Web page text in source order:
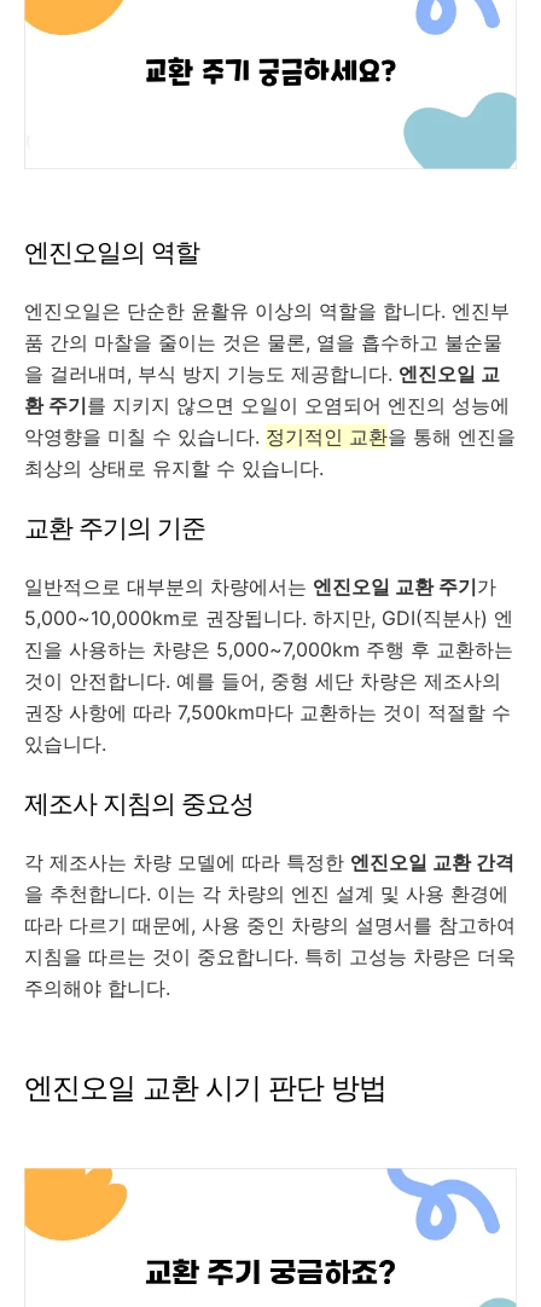
엔진오일의 역할
엔진오일은 단순한 윤활유 이상의 역할을 합니다. 엔진부
품 간의 마찰을 줄이는 것은 물론, 열을 흡수하고 불순물
을 걸러내며, 부식 방지 기능도 제공합니다. 엔진오일 교
환 주기를 지키지 않으면 오일이 오염되어 엔진의 성능에
악영향을 미칠 수 있습니다. 정기적인 교환을 통해 엔진을
최상의 상태로 유지할 수 있습니다.
교환 주기의 기준
일반적으로 대부분의 차량에서는 엔진오일 교환 주기가
5,000~10,000km로 권장됩니다. 하지만, GDI(직분사) 엔
진을 사용하는 차량은 5,000~7,000km 주행 후 교환하는
것이 안전합니다. 예를 들어, 중형 세단 차량은 제조사의
권장 사항에 따라 7,500km마다 교환하는 것이 적절할 수
있습니다.
제조사 지침의 중요성
각 제조사는 차량 모델에 따라 특정한 엔진오일 교환 간격
을 추천합니다. 이는 각 차량의 엔진 설계 및 사용 환경에
따라 다르기 때문에, 사용 중인 차량의 설명서를 참고하여
지침을 따르는 것이 중요합니다. 특히 고성능 차량은 더욱
주의해야 합니다.
엔진오일 교환 시기 판단 방법